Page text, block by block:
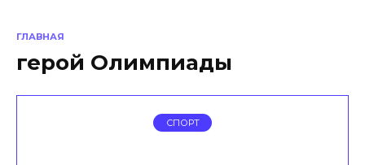
ГЛАВНАЯ
герой Олимпиады
СПОРТ